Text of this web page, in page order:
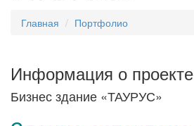
Главная Портфолио
Информация о проекте
Бизнес здание «ТАУРУС»